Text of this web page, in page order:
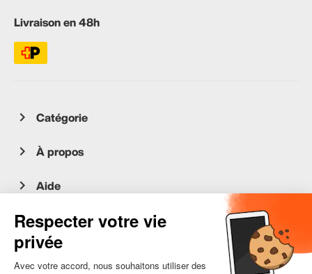
Livraison en 48h
Catégorie
À propos
Aide
Service client
occasion.migros.mobile@recommerce.com